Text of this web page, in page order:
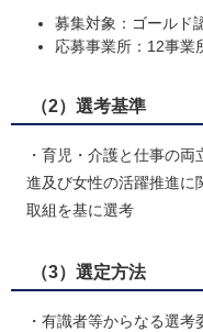
募集対象：ゴールド
応募事業所：12事業
（2）選考基準
・育児・介護と仕事の
進及び女性の活躍推進に
取組を基に選考
（3）選定方法
・有識者等からなる選考